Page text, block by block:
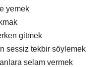
yemek
gitmek
sessiz tekbir söylemek
selam vermek